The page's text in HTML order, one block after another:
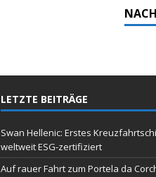
LETZTE BEITRÄGE
Swan Hellenic: Erstes
weltweit ESG-zertifiziert
Auf rauer Fahrt zum Portela da